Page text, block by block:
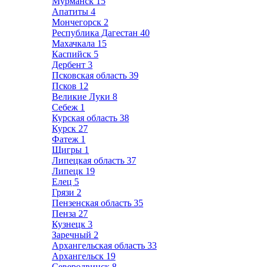
Апатиты 4
Мончегорск 2
Республика Дагестан 40
Махачкала 15
Каспийск 5
Дербент 3
Псковская область 39
Псков 12
Великие Луки 8
Себеж 1
Курская область 38
Курск 27
Фатеж 1
Щигры 1
Липецкая область 37
Липецк 19
Елец 5
Грязи 2
Пензенская область 35
Пенза 27
Кузнецк 3
Заречный 2
Архангельская область 33
Архангельск 19